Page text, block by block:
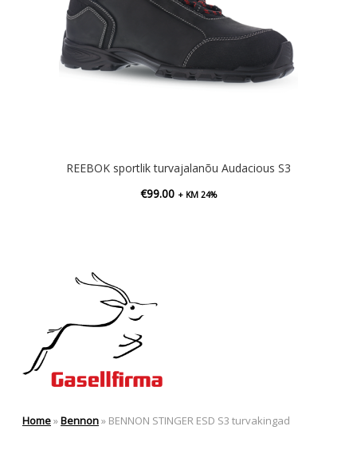
REEBOK sportlik turvajalanõu Audacious S3
€99.00 + KM 24%
Home»Bennon» BENNON STINGER ESD S3 turvakingad